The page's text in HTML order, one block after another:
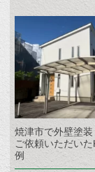
焼津市で外壁塗装
ご依頼いただい
例